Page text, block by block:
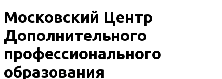
Московский Центр
Дополнительного
профессионального
образования